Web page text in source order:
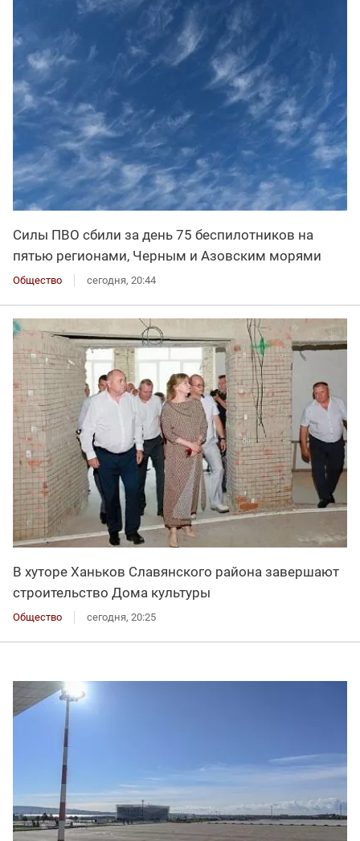
Силы ПВО сбили за день 75 беспилотников на
пятью регионами, Черным и Азовским морями
Общество сегодня, 20:44
В хуторе Ханьков Славянского района завершают
строительство Дома культуры
Общество сегодня, 20:25